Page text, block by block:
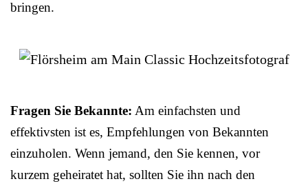
bringen.
Fragen Sie Bekannte: Am einfachsten und
effektivsten ist es, Empfehlungen von Bekannten
einzuholen. Wenn jemand, den Sie kennen, vor
kurzem geheiratet hat, sollten Sie ihn nach den